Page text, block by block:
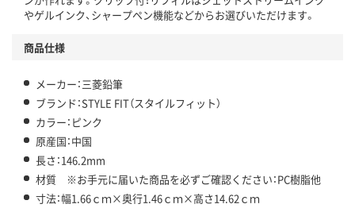
やゲルインク、シャープペン機能などからお選びいただけます。
商品仕様
メーカー：三菱鉛筆
ブランド：STYLE FIT（スタイルフィット）
カラー：ピンク
原産国：中国
長さ：146.2mm
材質 ※お手元に届いた商品を必ずご確認ください：PC樹脂他
寸法：幅1.66ｃｍ×奥行1.46ｃｍ×高さ14.62ｃｍ